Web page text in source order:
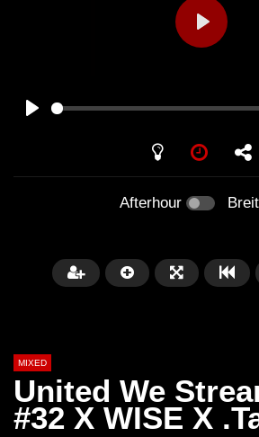
PLAY
Afterhour Breit
MIXED
United We
#32 X WISE X